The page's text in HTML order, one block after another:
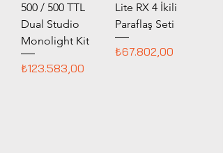
500 / 500 TTL
Dual Studio
Monolight Kit
Fiyat
₺123.583,00
Lite RX 4 İkili
Paraflaş Seti
Fiyat
₺67.802,00